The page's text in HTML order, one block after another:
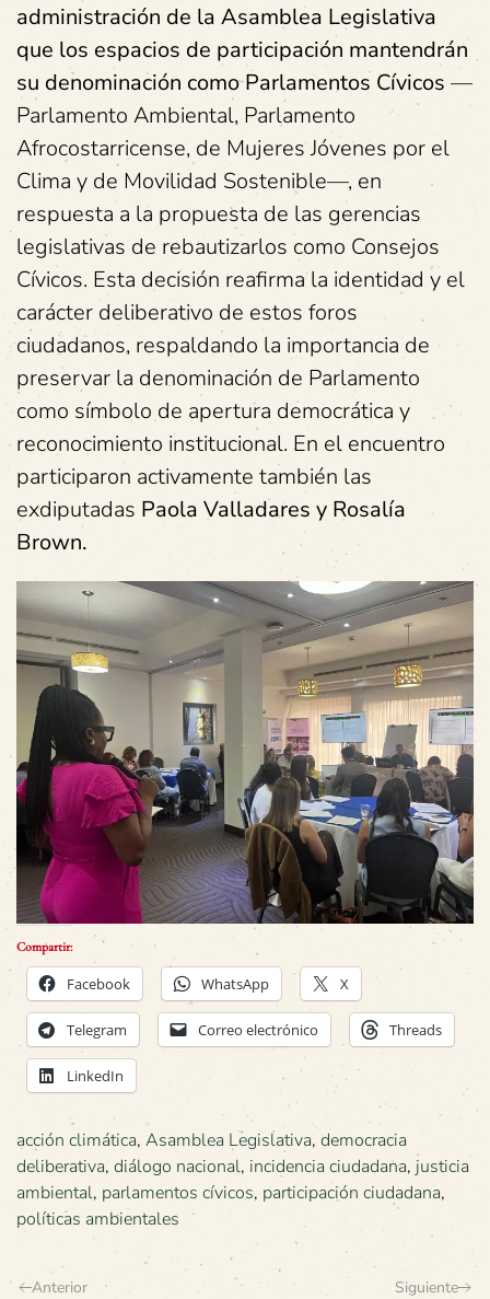
administración de la Asamblea Legislativa
que los espacios de participación mantendrán
su denominación como Parlamentos Cívicos —
Parlamento Ambiental, Parlamento
Afrocostarricense, de Mujeres Jóvenes por el
Clima y de Movilidad Sostenible—, en
respuesta a la propuesta de las gerencias
legislativas de rebautizarlos como Consejos
Cívicos. Esta decisión reafirma la identidad y el
carácter deliberativo de estos foros
ciudadanos, respaldando la importancia de
preservar la denominación de Parlamento
como símbolo de apertura democrática y
reconocimiento institucional. En el encuentro
participaron activamente también las
exdiputadas Paola Valladares y Rosalía
Brown.
Compartir:
Facebook WhatsApp X
Telegram Correo electrónico Threads
LinkedIn
acción climática, Asamblea Legislativa, democracia
deliberativa, diálogo nacional, incidencia ciudadana, justicia
ambiental, parlamentos cívicos, participación ciudadana,
políticas ambientales
Anterior Siguiente